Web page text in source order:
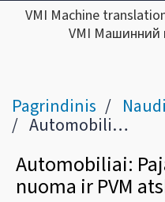
VMI Machine
VMI Машинний
Pagrindinis
Automobiliai: Pajamos natūra, nuoma ir PVM atskaita
Automobiliai:
nuoma ir PVM